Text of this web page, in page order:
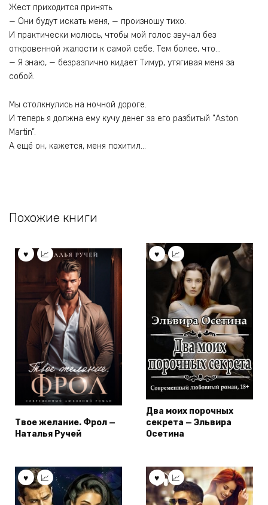
Жест приходится принять.
— Они будут искать меня, — произношу тихо.
И практически молюсь, чтобы мой голос звучал без
откровенной жалости к самой себе. Тем более, что…
— Я знаю, — безразлично кидает Тимур, утягивая меня за
собой.
Мы столкнулись на ночной дороге.
И теперь я должна ему кучу денег за его разбитый “Aston
Martin”.
А ещё он, кажется, меня похитил…
Похожие книги
Твое желание. Фрол —
Наталья Ручей
Два моих порочных
секрета — Эльвира
Осетина